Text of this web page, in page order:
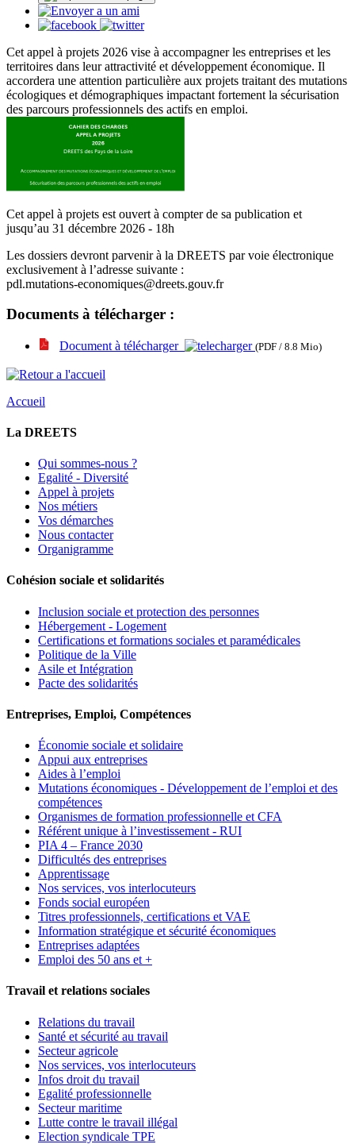
Cet appel à projets 2026 vise à accompagner les entreprises et les
territoires dans leur attractivité et développement économique. Il
accordera une attention particulière aux projets traitant des mutations
écologiques et démographiques impactant fortement la sécurisation
des parcours professionnels des actifs en emploi.
Cet appel à projets est ouvert à compter de sa publication et
jusqu’au 31 décembre 2026 - 18h
Les dossiers devront parvenir à la DREETS par voie électronique
exclusivement à l’adresse suivante :
pdl.mutations-economiques@dreets.gouv.fr
Documents à télécharger :
Document à télécharger (PDF / 8.8 Mio)
Accueil
La DREETS
Qui sommes-nous ?
Egalité - Diversité
Appel à projets
Nos métiers
Vos démarches
Nous contacter
Organigramme
Cohésion sociale et solidarités
Inclusion sociale et protection des personnes
Hébergement - Logement
Certifications et formations sociales et paramédicales
Politique de la Ville
Asile et Intégration
Pacte des solidarités
Entreprises, Emploi, Compétences
Économie sociale et solidaire
Appui aux entreprises
Aides à l’emploi
Mutations économiques - Développement de l’emploi et des
compétences
Organismes de formation professionnelle et CFA
Référent unique à l’investissement - RUI
PIA 4 – France 2030
Difficultés des entreprises
Apprentissage
Nos services, vos interlocuteurs
Fonds social européen
Titres professionnels, certifications et VAE
Information stratégique et sécurité économiques
Entreprises adaptées
Emploi des 50 ans et +
Travail et relations sociales
Relations du travail
Santé et sécurité au travail
Secteur agricole
Nos services, vos interlocuteurs
Infos droit du travail
Egalité professionnelle
Secteur maritime
Lutte contre le travail illégal
Election syndicale TPE